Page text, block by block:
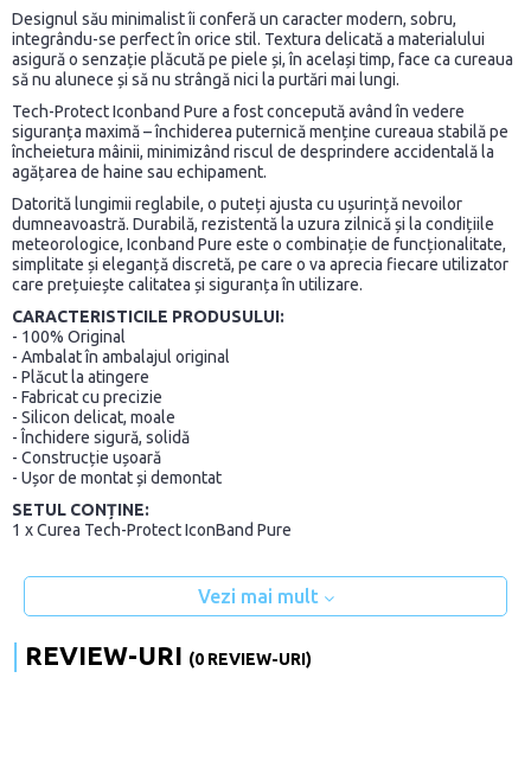
Designul său minimalist îi conferă un caracter modern, sobru,
integrându-se perfect în orice stil. Textura delicată a materialului
asigură o senzație plăcută pe piele și, în același timp, face ca cureaua
să nu alunece și să nu strângă nici la purtări mai lungi.
Tech-Protect Iconband Pure a fost concepută având în vedere
siguranța maximă – închiderea puternică menține cureaua stabilă pe
încheietura mâinii, minimizând riscul de desprindere accidentală la
agățarea de haine sau echipament.
Datorită lungimii reglabile, o puteți ajusta cu ușurință nevoilor
dumneavoastră. Durabilă, rezistentă la uzura zilnică și la condițiile
meteorologice, Iconband Pure este o combinație de funcționalitate,
simplitate și eleganță discretă, pe care o va aprecia fiecare utilizator
care prețuiește calitatea și siguranța în utilizare.
CARACTERISTICILE PRODUSULUI:
- 100% Original
- Ambalat în ambalajul original
- Plăcut la atingere
- Fabricat cu precizie
- Silicon delicat, moale
- Închidere sigură, solidă
- Construcție ușoară
- Ușor de montat și demontat
SETUL CONȚINE:
1 x Curea Tech-Protect IconBand Pure
Vezi mai mult
REVIEW-URI (0 REVIEW-URI)